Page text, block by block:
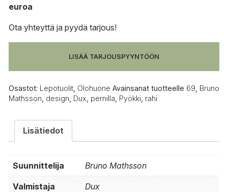
euroa
Ota yhteyttä ja pyydä tarjous!
LISÄÄ TARJOUSPYYNTÖÖN
Osastot: Lepotuolit Olohuone Avainsanat tuotteelle 69 Bruno
Mathsson design Dux pernilla Pyökki rahi
Lisätiedot
Suunnittelija Bruno Mathsson
Valmistaja Dux